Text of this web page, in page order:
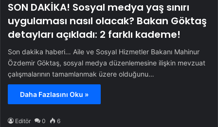
SON DAKİKA! Sosyal medya yaş sınırı
uygulaması nasıl olacak? Bakan Göktaş
detayları açıkladı: 2 farklı kademe!
Son dakika haberi… Aile ve Sosyal Hizmetler Bakanı Mahinur
Özdemir Göktaş, sosyal medya düzenlemesine ilişkin mevzuat
çalışmalarının tamamlanmak üzere olduğunu…
Daha Fazlasını Oku »
Editör 0 6